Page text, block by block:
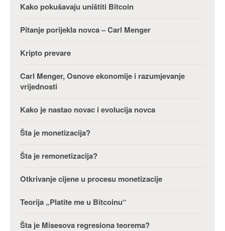
Kako pokušavaju uništiti Bitcoin
Pitanje porijekla novca – Carl Menger
Kripto prevare
Carl Menger, Osnove ekonomije i razumjevanje
vrijednosti
Kako je nastao novac i evolucija novca
Šta je monetizacija?
Šta je remonetizacija?
Otkrivanje cijene u procesu monetizacije
Teorija „Platite me u Bitcoinu“
Šta je Misesova regresiona teorema?